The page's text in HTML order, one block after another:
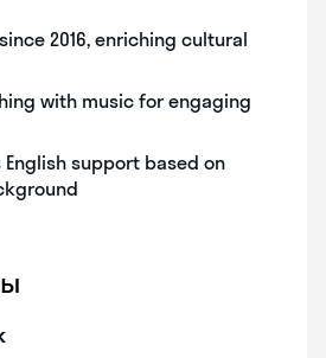
2016, enriching cultural
with music for engaging
English support based on